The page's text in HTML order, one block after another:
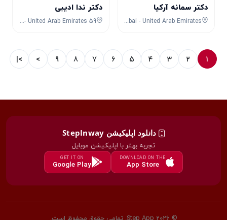
دکتر سمانه آرکیا
673C+WHQ - DIFC - Dubai - United Arab Emirates
دکتر ندا ادیبی
59 D80 - Deira - Dubai - United Arab Emirates
1
2
3
4
5
6
7
8
9
>
>|
دانلود اپلیکیشن StepInway
تجربه بهتر با اپلیکیشن موبایل
DOWNLOAD ON THE
App Store
GET IT ON
Google Play